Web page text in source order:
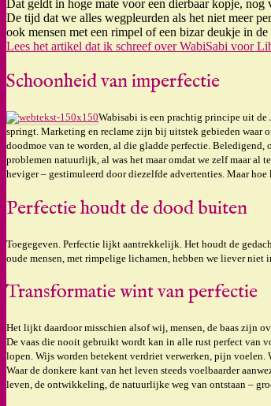
Dat geldt in hoge mate voor een dierbaar kopje,
De tijd dat we alles wegpleurden als het niet meer
ook mensen met een rimpel of een bizar deukje in
Lees het artikel dat ik schreef over WabiSabi voor
Schoonheid van imperfectie
Wabisabi is een prachtig principe uit
springt. Marketing en reclame zijn bij uitstek gebieden waar
doodmoe van te worden, al die gladde perfectie.
problemen natuurlijk, al was het maar omdat we zelf maar al
heviger – gestimuleerd door diezelfde advertenties. Maar
Perfectie houdt de dood buiten
Toegegeven. Perfectie lijkt aantrekkelijk. Het houdt de
oude mensen, met rimpelige lichamen, hebben we liever
Transformatie wint van perfectie
Het lijkt daardoor misschien alsof wij, mensen, de baas zijn
De vaas die nooit gebruikt wordt kan in alle rust perfect van
lopen. Wijs worden betekent verdriet verwerken, pijn
Waar de donkere kant van het leven steeds voelbaarder
leven, de ontwikkeling, de natuurlijke weg van ontstaan –